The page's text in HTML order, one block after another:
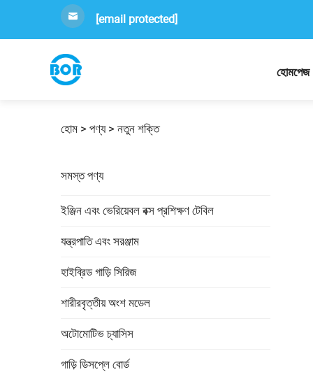
[email protected]
হোমপেজ
হোম > পণ্য> নতুন শক্তি
সমস্ত পণ্য
ইঞ্জিন এবং ভেরিয়েবল বক্স প্রশিক্ষণ টেবিল
যন্ত্রপাতি এবং সরঞ্জাম
হাইব্রিড গাড়ি সিরিজ
শারীরবৃত্তীয় অংশ মডেল
অটোমোটিভ চ্যাসিস
গাড়ি ডিসপ্লে বোর্ড